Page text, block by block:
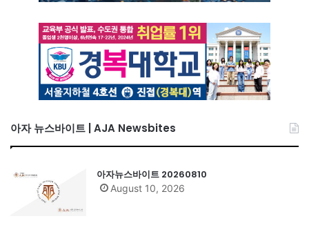
아자 뉴스바이트 | AJA Newsbites
아자뉴스바이트 20260810
August 10, 2026